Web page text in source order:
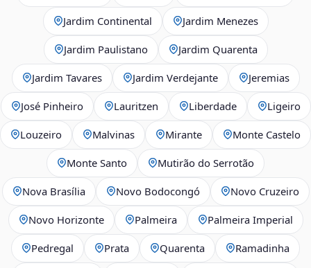
Jardim Continental Jardim Menezes
Jardim Paulistano Jardim Quarenta
Jardim Tavares Jardim Verdejante Jeremias
José Pinheiro Lauritzen Liberdade Ligeiro
Louzeiro Malvinas Mirante Monte Castelo
Monte Santo Mutirão do Serrotão
Nova Brasília Novo Bodocongó Novo Cruzeiro
Novo Horizonte Palmeira Palmeira Imperial
Pedregal Prata Quarenta Ramadinha